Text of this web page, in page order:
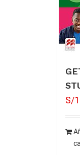
S/